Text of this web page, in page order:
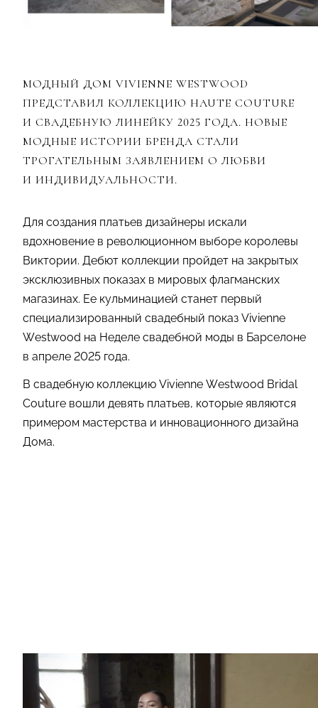
МОДНЫЙ ДОМ VIVIENNE WESTWOOD
ПРЕДСТАВИЛ КОЛЛЕКЦИЮ HAUTE COUTURE
И СВАДЕБНУЮ ЛИНЕЙКУ 2025 ГОДА. НОВЫЕ
МОДНЫЕ ИСТОРИИ БРЕНДА СТАЛИ
ТРОГАТЕЛЬНЫМ ЗАЯВЛЕНИЕМ О ЛЮБВИ
И ИНДИВИДУАЛЬНОСТИ.
Для создания платьев дизайнеры искали
вдохновение в революционном выборе королевы
Виктории. Дебют коллекции пройдет на закрытых
эксклюзивных показах в мировых флагманских
магазинах. Ее кульминацией станет первый
специализированный свадебный показ Vivienne
Westwood на Неделе свадебной моды в Барселоне
в апреле 2025 года.
В свадебную коллекцию Vivienne Westwood Bridal
Couture вошли девять платьев, которые являются
примером мастерства и инновационного дизайна
Дома.